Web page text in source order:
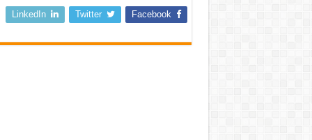
Facebook
Twitter
LinkedIn